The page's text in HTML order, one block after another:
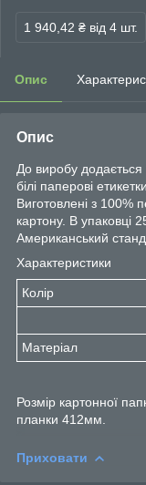
1 940,42 ₴ від 4 шт.
Опис
Опис
До виробу додається
білі паперові етикетки.
Виготовлені з 100%
картону. В упаковці
Американський
Характеристики
Колір
Матеріал
Розмір картонної
планки 412мм.
Приховати